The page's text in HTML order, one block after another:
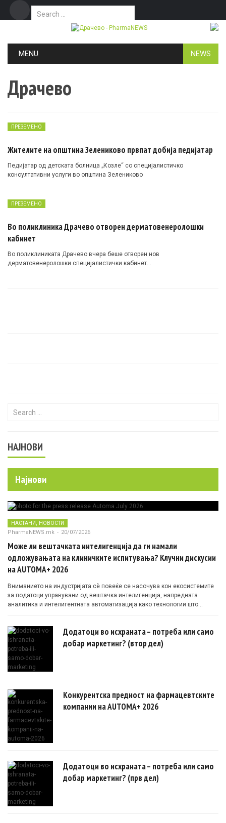
Search for:
MENU NEWS
Драчево
ПРЕЗЕМЕНО
Жителите на општина Зелениково првпат добија педијатар
Педијатар од детската болница „Козле“ со специјалистичко
консултативни услуги во општина Зелениково
ПРЕЗЕМЕНО
Во поликлиника Драчево отворен дерматовенеролошки
кабинет
Во поликлиниката Драчево вчера беше отворен нов
дерматовенеролошки специјалистички кабинет…
Search for:
НАЈНОВИ
Најнови
НАСТАНИ, НОВОСТИ
PharmaNEWS.mk - 20/07/2026
Може ли вештачката интелигенција да ги намали
одложувањата на клиничките испитувања? Клучни дискусии
на AUTOMA+ 2026
Вниманието на индустријата сè повеќе се насочува кон екосистемите
за податоци управувани од вештачка интелигенција, напредната
аналитика и интелигентната автоматизација како технологии што
Додатоци во исхраната – потреба или само
добар маркетинг? (втор дел)
Конкурентска предност на фармацевтските
компании на AUTOMA+ 2026
Додатоци во исхраната – потреба или само
добар маркетинг? (прв дел)